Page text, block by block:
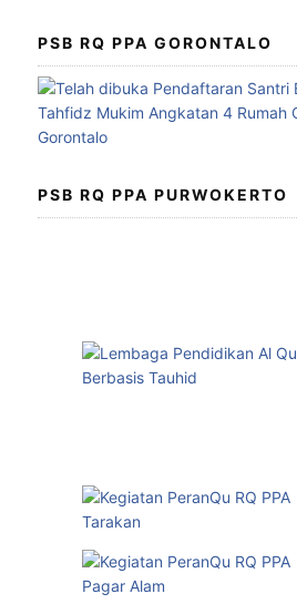
PSB RQ PPA GORONTALO
PSB RQ PPA PURWOKERTO